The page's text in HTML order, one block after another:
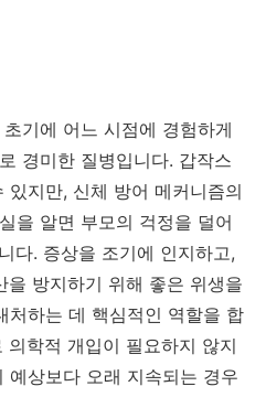
초기에 어느 시점에 경험하게
경미한 질병입니다. 갑작스
있지만, 신체 방어 메커니즘의
을 알면 부모의 걱정을 덜어
다. 증상을 조기에 인지하고,
을 방지하기 위해 좋은 위생을
처하는 데 핵심적인 역할을 합
의학적 개입이 필요하지 않지
예상보다 오래 지속되는 경우